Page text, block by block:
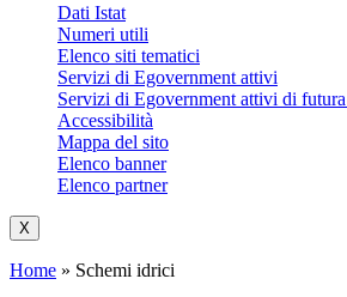
Dati Istat
Numeri utili
Elenco siti tematici
Servizi di Egovernment attivi
Servizi di Egovernment attivi di
Accessibilità
Mappa del sito
Elenco banner
Elenco partner
X
Home » Schemi idrici